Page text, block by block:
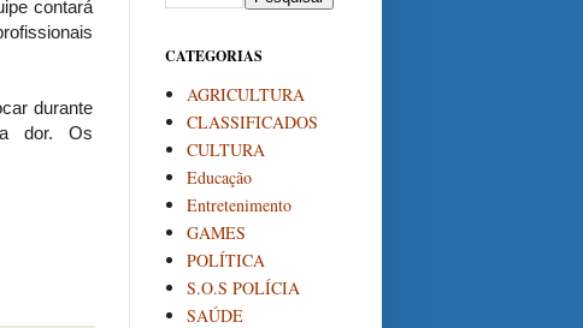
contará
durante
dor. Os
CATEGORIAS
AGRICULTURA
CLASSIFICADOS
CULTURA
Educação
Entretenimento
GAMES
POLÍTICA
S.O.S POLÍCIA
SAÚDE